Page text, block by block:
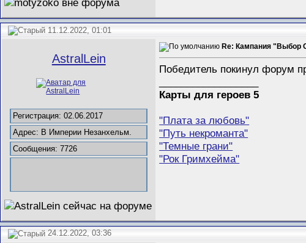
11.12.2022, 01:01
AstralLein
Регистрация: 02.06.2017
Адрес: В Империи Незанхельм.
Сообщения: 7726
Re: Кампания "Выбор
Победитель покинул форум
Карты для героев 5
"Плата за любовь"
"Путь некроманта"
"Темные грани"
"Рок Гримхейма"
24.12.2022, 03:36